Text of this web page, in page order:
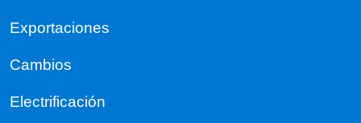
Exportaciones
Cambios
Electrificación